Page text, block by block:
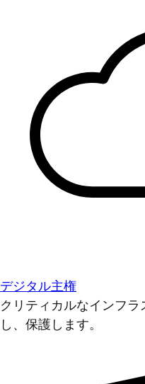
デジタル主権
クリティカルなインフ
し、保護します。